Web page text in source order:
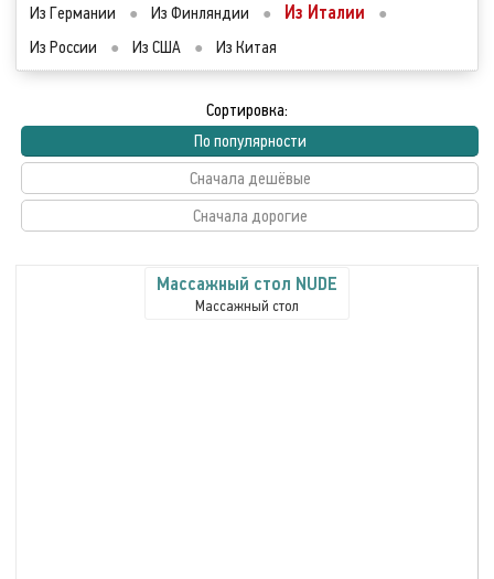
Из Германии ● Из Финляндии ● Из Италии
●
Из России
● Из США ● Из Китая
Сортировка:
По популярности
Сначала дешёвые
Сначала дорогие
Массажный стол NUDE
Массажный стол